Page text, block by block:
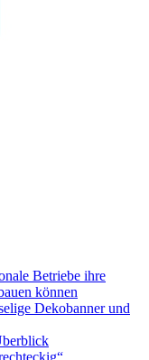
Betriebe ihre
können
Dekobanner und